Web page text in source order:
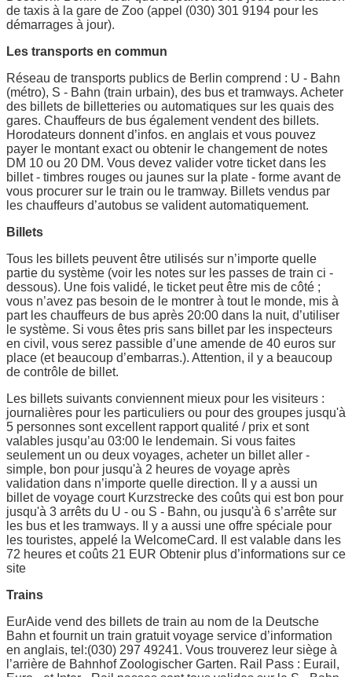
de taxis à la gare de Zoo (appel (030) 301 9194 pour les
démarrages à jour).
Les transports en commun
Réseau de transports publics de Berlin comprend : U - Bahn
(métro), S - Bahn (train urbain), des bus et tramways. Acheter
des billets de billetteries ou automatiques sur les quais des
gares. Chauffeurs de bus également vendent des billets.
Horodateurs donnent d’infos. en anglais et vous pouvez
payer le montant exact ou obtenir le changement de notes
DM 10 ou 20 DM. Vous devez valider votre ticket dans les
billet - timbres rouges ou jaunes sur la plate - forme avant de
vous procurer sur le train ou le tramway. Billets vendus par
les chauffeurs d’autobus se valident automatiquement.
Billets
Tous les billets peuvent être utilisés sur n’importe quelle
partie du système (voir les notes sur les passes de train ci -
dessous). Une fois validé, le ticket peut être mis de côté ;
vous n’avez pas besoin de le montrer à tout le monde, mis à
part les chauffeurs de bus après 20:00 dans la nuit, d’utiliser
le système. Si vous êtes pris sans billet par les inspecteurs
en civil, vous serez passible d’une amende de 40 euros sur
place (et beaucoup d’embarras.). Attention, il y a beaucoup
de contrôle de billet.
Les billets suivants conviennent mieux pour les visiteurs :
journalières pour les particuliers ou pour des groupes jusqu'à
5 personnes sont excellent rapport qualité / prix et sont
valables jusqu’au 03:00 le lendemain. Si vous faites
seulement un ou deux voyages, acheter un billet aller -
simple, bon pour jusqu'à 2 heures de voyage après
validation dans n’importe quelle direction. Il y a aussi un
billet de voyage court Kurzstrecke des coûts qui est bon pour
jusqu'à 3 arrêts du U - ou S - Bahn, ou jusqu'à 6 s’arrête sur
les bus et les tramways. Il y a aussi une offre spéciale pour
les touristes, appelé la WelcomeCard. Il est valable dans les
72 heures et coûts 21 EUR Obtenir plus d’informations sur ce
site
Trains
EurAide vend des billets de train au nom de la Deutsche
Bahn et fournit un train gratuit voyage service d’information
en anglais, tel:(030) 297 49241. Vous trouverez leur siège à
l’arrière de Bahnhof Zoologischer Garten. Rail Pass : Eurail,